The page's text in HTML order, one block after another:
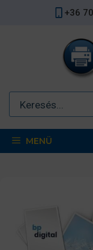
+36
MENÜ